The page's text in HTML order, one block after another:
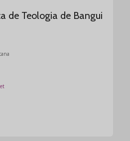
de Teologia de Bangui